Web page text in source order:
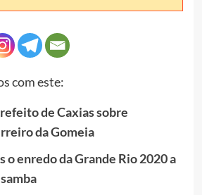
com este:
de Caxias sobre
da Gomeia
o enredo da Grande Rio 2020 a